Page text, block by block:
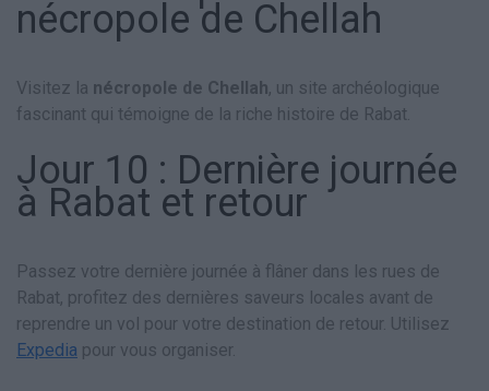
nécropole de Chellah
Visitez la nécropole de Chellah, un site archéologique
fascinant qui témoigne de la riche histoire de Rabat.
Jour 10 : Dernière journée
à Rabat et retour
Passez votre dernière journée à flâner dans les rues de
Rabat, profitez des dernières saveurs locales avant de
reprendre un vol pour votre destination de retour. Utilisez
Expedia pour vous organiser.